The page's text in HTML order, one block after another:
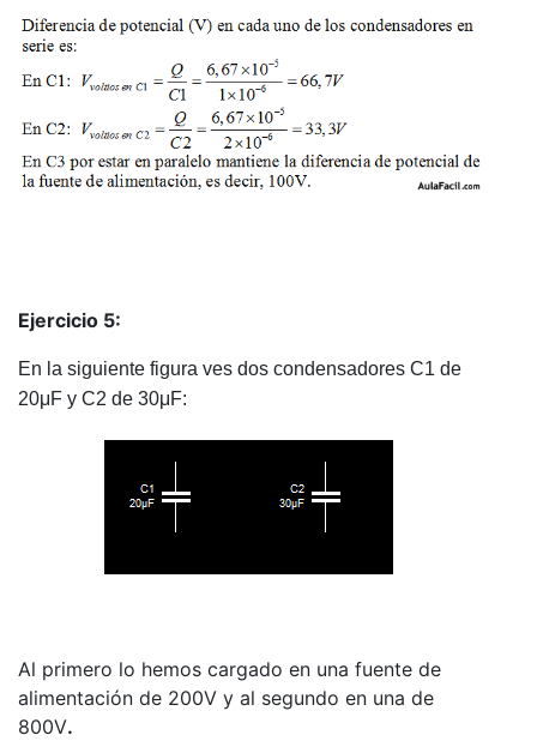
Ejercicio 5:
En la siguiente figura ves dos condensadores C1 de
20μF y C2 de 30μF:
Al primero lo hemos cargado en una fuente de
alimentación de 200V y al segundo en una de
800V.